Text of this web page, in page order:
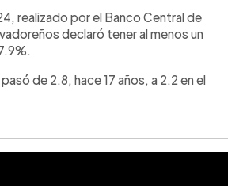
realizado por el Banco Central de
declaró tener al menos un
de 2.8, hace 17 años, a 2.2 en el